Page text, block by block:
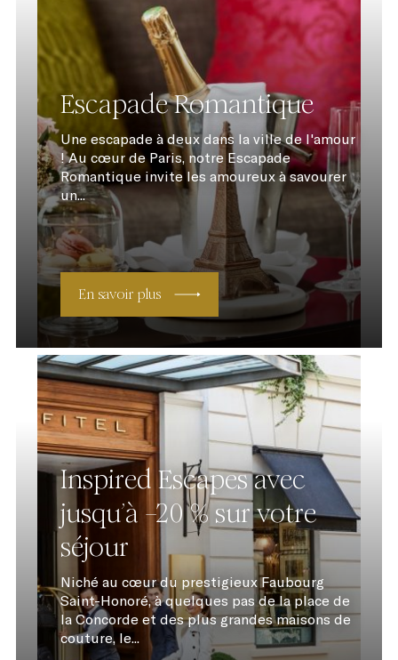
Escapade Romantique
Une escapade à deux dans la ville de l'amour
! Au cœur de Paris, notre Escapade
Romantique invite les amoureux à savourer
un...
En savoir plus
Inspired Escapes avec
jusqu’à –20 % sur votre
séjour
Niché au cœur du prestigieux Faubourg
Saint-Honoré, à quelques pas de la place de
la Concorde et des plus grandes maisons de
couture, le...